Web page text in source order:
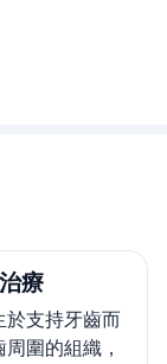
療
於支持牙齒而
圍的組織，